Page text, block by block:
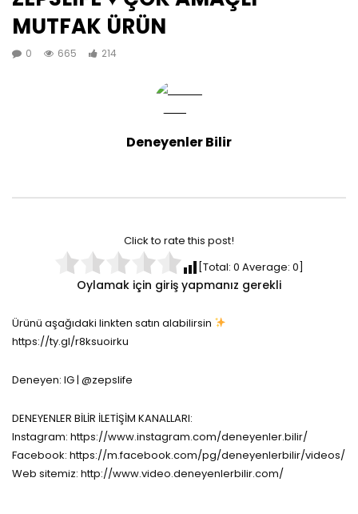
MUTFAK ÜRÜN
0 665 214
Deneyenler Bilir
Click to rate this post!
[Total: 0 Average: 0]
Oylamak için giriş yapmanız gerekli
Ürünü aşağıdaki linkten satın alabilirsin
https://ty.gl/r8ksuoirku
Deneyen: IG | @zepslife
DENEYENLER BİLİR İLETİŞİM KANALLARI:
Instagram: https://www.instagram.com/deneyenler.bilir/
Facebook: https://m.facebook.com/pg/deneyenlerbilir/videos/
Web sitemiz: http://www.video.deneyenlerbilir.com/